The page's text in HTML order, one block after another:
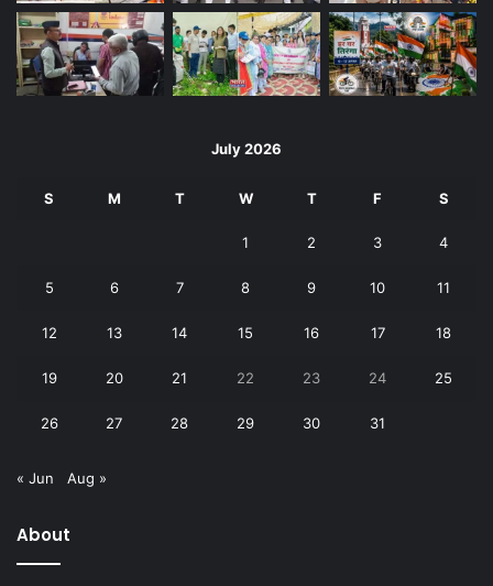
July 2026
S M T W T F S
1 2 3 4
5 6 7 8 9 10 11
12 13 14 15 16 17 18
19 20 21 22 23 24 25
26 27 28 29 30 31
« Jun Aug »
About